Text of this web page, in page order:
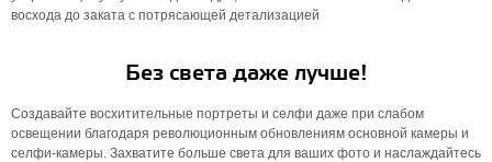
восхода до заката с потрясающей детализацией
Без света даже лучше!
Создавайте восхитительные портреты и селфи даже при слабом
освещении благодаря революционным обновлениям основной камеры и
селфи-камеры. Захватите больше света для ваших фото и наслаждайтесь